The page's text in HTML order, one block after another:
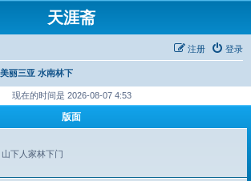
天涯斋
登录
注册
美丽三亚 水南林下
现在的时间是 2026-08-07 4:53
版面
下人家林下门